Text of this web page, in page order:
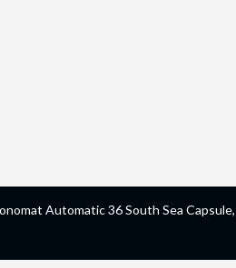
Automatic 36 South Sea Capsule,